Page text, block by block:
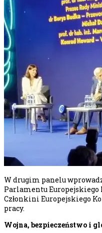
W drugim panelu
Parlamentu Europejskiego
Członkini Europejskiego
pracy.
Wojna, bezpieczeństwo i